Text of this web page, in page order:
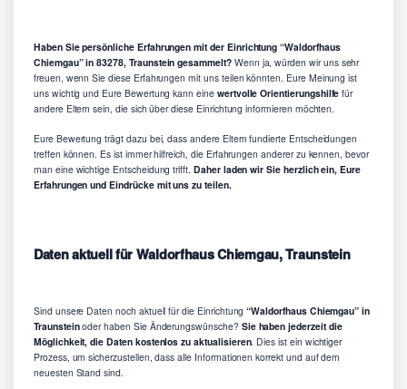
Haben Sie persönliche Erfahrungen mit der Einrichtung “Waldorfhaus
Chiemgau” in 83278, Traunstein gesammelt?Wenn ja, würden wir uns sehr
freuen, wenn Sie diese Erfahrungen mit uns teilen könnten. Eure Meinung ist
uns wichtig und Eure Bewertung kann eine wertvolle Orientierungshilfe für
andere Eltern sein, die sich über diese Einrichtung informieren möchten.
Eure Bewertung trägt dazu bei, dass andere Eltern fundierte Entscheidungen
treffen können. Es ist immer hilfreich, die Erfahrungen anderer zu kennen, bevor
man eine wichtige Entscheidung trifft. Daher laden wir Sie herzlich ein, Eure
Erfahrungen und Eindrücke mit uns zu teilen.
Daten aktuell für Waldorfhaus Chiemgau, Traunstein
Sind unsere Daten noch aktuell für die Einrichtung“Waldorfhaus Chiemgau” in
Traunsteinoder haben Sie Änderungswünsche? Sie haben jederzeit die
Möglichkeit, die Daten kostenlos zu aktualisieren. Dies ist ein wichtiger
Prozess, um sicherzustellen, dass alle Informationen korrekt und auf dem
neuesten Stand sind.